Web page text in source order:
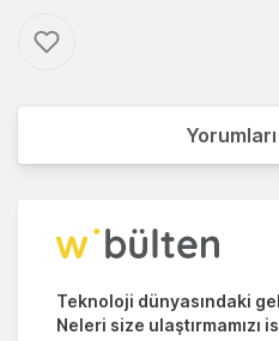
Teknoloji dünyasındaki
Neleri size ulaştırmamızı